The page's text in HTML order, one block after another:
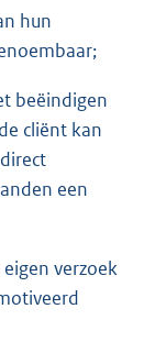
hun
beëindigen
cliënt kan
een
verzoek